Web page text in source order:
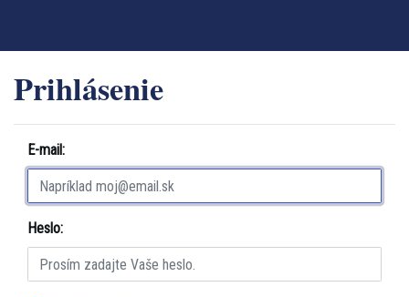
Prihlásenie
E-mail:
Heslo: